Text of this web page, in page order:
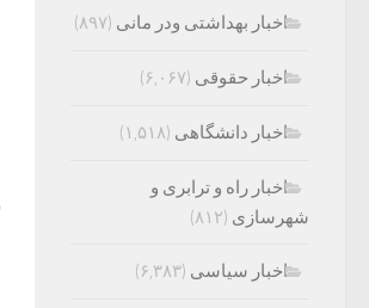
اخبار بهداشتی ودر مانی (۸۹۷)
اخبار حقوقی (۶,۰۶۷)
اخبار دانشگاهی (۱,۵۱۸)
اخبار راه و ترابری و
شهرسازی (۸۱۲)
اخبار سیاسی (۶,۳۸۳)